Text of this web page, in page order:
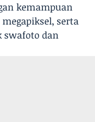
kemampuan
serta
swafoto dan